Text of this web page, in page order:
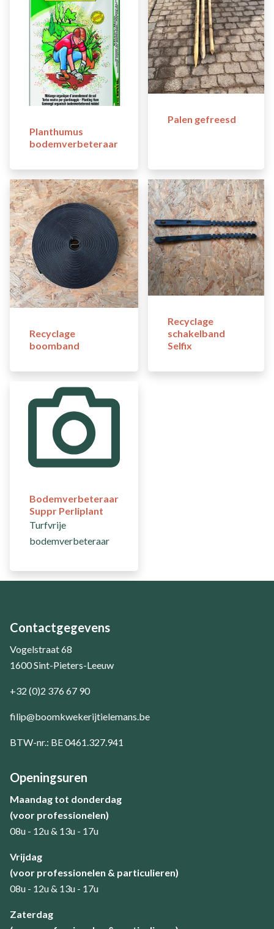
Planthumus
bodemverbeteraar
Palen gefreesd
Recyclage
boomband
Recyclage
schakelband
Selfix
Bodemverbeteraar
Suppr Perliplant
Turfvrije
bodemverbeteraar
Contactgegevens
Vogelstraat 68
1600 Sint-Pieters-Leeuw
+32 (0)2 376 67 90
filip@boomkwekerijtielemans.be
BTW-nr.: BE 0461.327.941
Openingsuren
Maandag tot donderdag
(voor professionelen)
08u - 12u & 13u - 17u
​Vrijdag
(voor professionelen & particulieren)
08u - 12u & 13u - 17u
Zaterdag